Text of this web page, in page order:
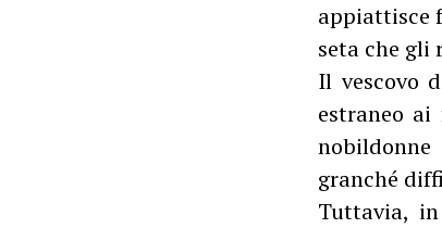
appiattisce
seta che gli
Il vescovo
estraneo
granché
Tuttavia,